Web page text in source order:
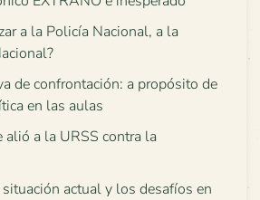
a la Policía Nacional, a la
de confrontación: a propósito de
en las aulas
alió a la URSS contra la
actual y los desafíos en